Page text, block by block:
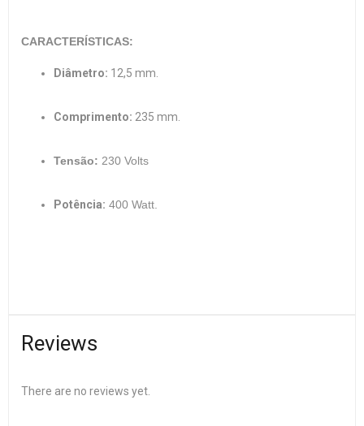
CARACTERÍSTICAS:
Diâmetro: 12,5 mm.
Comprimento: 235 mm.
Tensão: 230 Volts
Potência: 400 Watt.
Reviews
There are no reviews yet.